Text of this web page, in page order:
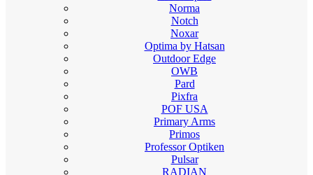
Norma
Notch
Noxar
Optima by Hatsan
Outdoor Edge
OWB
Pard
Pixfra
POF USA
Primary Arms
Primos
Professor Optiken
Pulsar
RADIAN